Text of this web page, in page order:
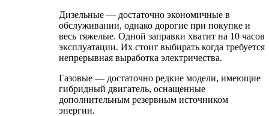
Дизельные — достаточно экономичные в
обслуживании, однако дорогие при покупке и
весь тяжелые. Одной заправки хватит на 10 часов
эксплуатации. Их стоит выбирать когда требуется
непрерывная выработка электричества.
Газовые — достаточно редкие модели, имеющие
гибридный двигатель, оснащенные
дополнительным резервным источником
энергии.